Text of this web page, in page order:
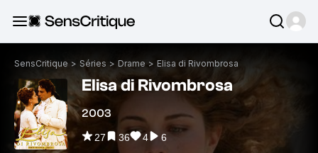
SensCritique > Séries > Drame > Elisa di Rivombrosa
Elisa di Rivombrosa
2003
27 36 4 6